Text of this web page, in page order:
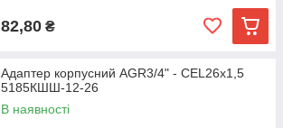
82,80 ₴
Адаптер корпусний AGR3/4" - CEL26х1,5
5185КШШ-12-26
В наявності